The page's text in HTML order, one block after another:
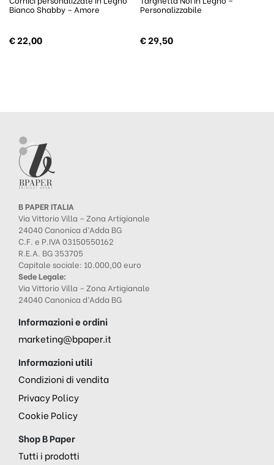
Bianco Shabby – Amore
€22,00
Personalizzabile
€29,50
B PAPER ITALIA
Via Vittorio Villa – Zona Artigianale
24040 Canonica d’Adda BG
C.F. e P.IVA 03150550162
R.E.A. BG 353705
Capitale sociale: 10.000,00 euro
Sede Legale:
Via Vittorio Villa – Zona Artigianale
24040 Canonica d’Adda BG
Informazioni e ordini
marketing@bpaper.it
Informazioni utili
Condizioni di vendita
Privacy Policy
Cookie Policy
Shop B Paper
Tutti i prodotti